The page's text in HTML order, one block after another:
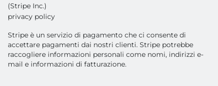
(Stripe Inc.)
privacy policy
Stripe è un servizio di pagamento che ci consente di
accettare pagamenti dai nostri clienti. Stripe potrebbe
raccogliere informazioni personali come nomi, indirizzi e-
mail e informazioni di fatturazione.